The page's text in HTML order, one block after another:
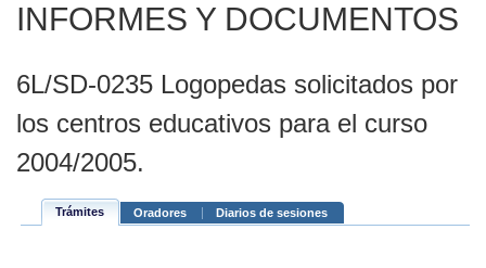
INFORMES Y DOCUMENTOS
6L/SD-0235 Logopedas solicitados por
los centros educativos para el curso
2004/2005.
Trámites Oradores Diarios de sesiones